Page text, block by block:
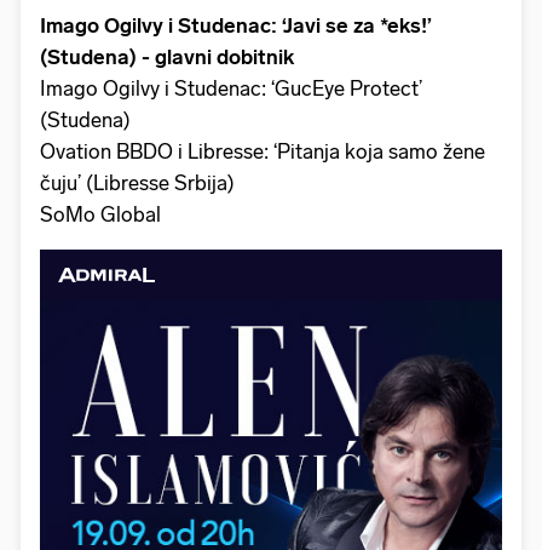
Imago Ogilvy i Studenac: ‘Javi se za *eks!’
(Studena) - glavni dobitnik
Imago Ogilvy i Studenac: ‘GucEye Protect’
(Studena)
Ovation BBDO i Libresse: ‘Pitanja koja samo žene
čuju’ (Libresse Srbija)
SoMo Global